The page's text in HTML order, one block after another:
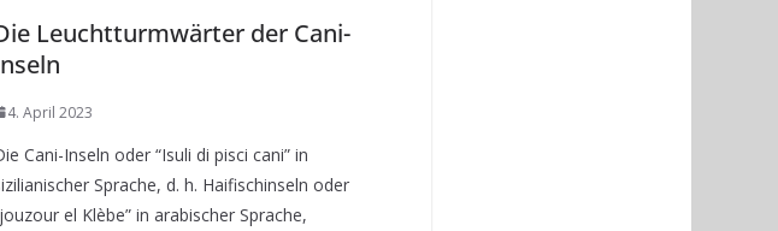
Leuchtturmwärter der Cani-
4. April 2023
Cani-Inseln oder “Isuli di pisci cani” in
Sprache, d. h. Haifischinseln oder
el Klèbe” in arabischer Sprache,